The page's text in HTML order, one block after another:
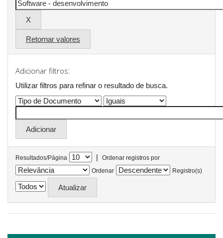
Retornar valores
Adicionar filtros:
Utilizar filtros para refinar o resultado de busca.
Resultados/Página |
Ordenar registros por
Ordenar
Registro(s)